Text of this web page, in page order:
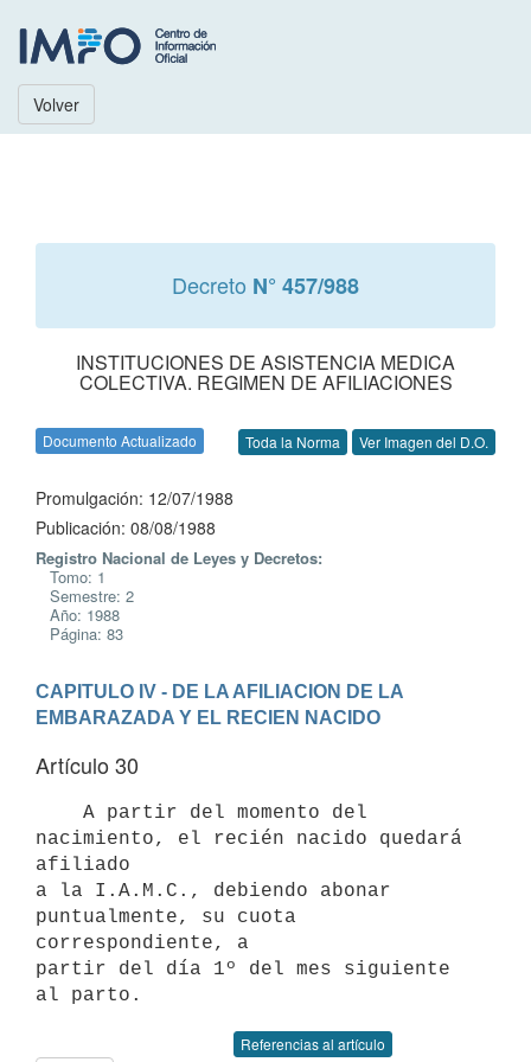
Volver
Decreto N° 457/988
INSTITUCIONES DE ASISTENCIA MEDICA
COLECTIVA. REGIMEN DE AFILIACIONES
Documento Actualizado Toda la Norma Ver Imagen del D.O.
Promulgación: 12/07/1988
Publicación: 08/08/1988
Registro Nacional de Leyes y Decretos:
Tomo: 1
Semestre: 2
Año: 1988
Página: 83
CAPITULO IV - DE LA AFILIACION DE LA
EMBARAZADA Y EL RECIEN NACIDO
Artículo 30
nacimiento, el recién nacido quedará
afiliado
a la I.A.M.C., debiendo abonar
puntualmente, su cuota
correspondiente, a
partir del día 1º del mes siguiente
Referencias al artículo